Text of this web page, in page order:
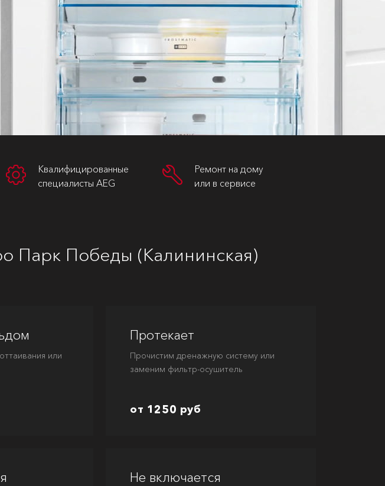
Квалифицированные
специалисты AEG
Ремонт на дому
или в сервисе
Парк Победы (Калининская)
или
Протекает
Прочистим дренажную систему или
заменим фильтр-осушитель
от 1250 руб
Не включается